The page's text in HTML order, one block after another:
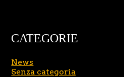
CATEGORIE
News
Senza categoria